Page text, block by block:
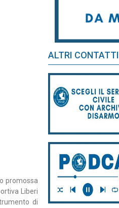
promossa
Liberi
di
ALTRI CONTATTI